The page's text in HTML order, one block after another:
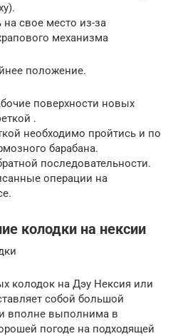
свое место из-за
механизма
положение.
поверхности новых
.
необходимо пройтись и по
барабана.
последовательности.
операции на
колодки на нексии
колодок на Дэу Нексия или
собой большой
вполне выполнима в
погоде на подходящей